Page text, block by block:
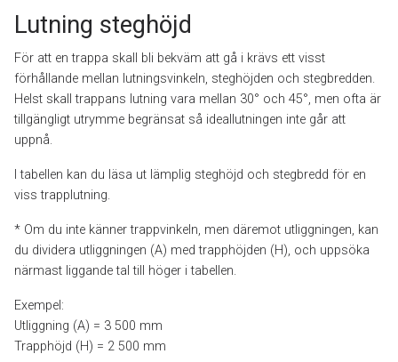
Lutning steghöjd
För att en trappa skall bli bekväm att gå i krävs ett visst
förhållande mellan lutningsvinkeln, steghöjden och stegbredden.
Helst skall trappans lutning vara mellan 30° och 45°, men ofta är
tillgängligt utrymme begränsat så ideallutningen inte går att
uppnå.
I tabellen kan du läsa ut lämplig steghöjd och stegbredd för en
viss trapplutning.
* Om du inte känner trappvinkeln, men däremot utliggningen, kan
du dividera utliggningen (A) med trapphöjden (H), och uppsöka
närmast liggande tal till höger i tabellen.
Exempel:
Utliggning (A) = 3 500 mm
Trapphöjd (H) = 2 500 mm